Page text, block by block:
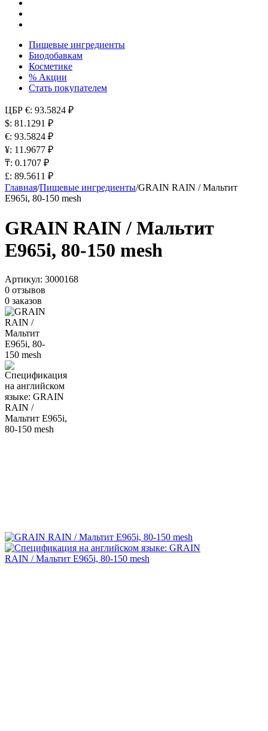
Пищевые ингредиенты
Биодобавкам
Косметике
% Акции
Стать покупателем
ЦБР €: 93.5824 ₽
$: 81.1291 ₽
€: 93.5824 ₽
¥: 11.9677 ₽
₸: 0.1707 ₽
£: 89.5611 ₽
Главная/Пищевые ингредиенты/GRAIN RAIN / Мальтит
Е965i, 80-150 mesh
GRAIN RAIN / Мальтит
Е965i, 80-150 mesh
Артикул: 3000168
0 отзывов
0 заказов